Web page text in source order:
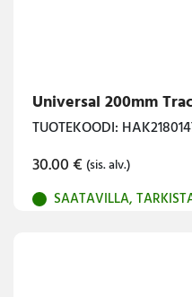
Universal 200mm
TUOTEKOODI:
30.00€ (sis. alv.)
SAATAVILLA,